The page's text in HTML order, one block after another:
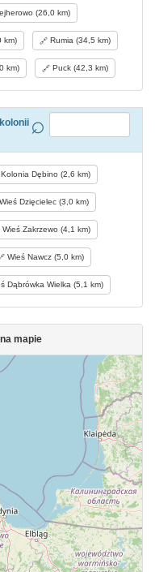
(26,0 km)
km) Rumia (34,5 km)
km) Puck (42,3 km)
Kolonia Dębino (2,6 km)
Dzięcielec (3,0 km)
Wieś Zakrzewo (4,1 km)
Wieś Nawcz (5,0 km)
Dąbrówka Wielka (5,1 km)
mapie